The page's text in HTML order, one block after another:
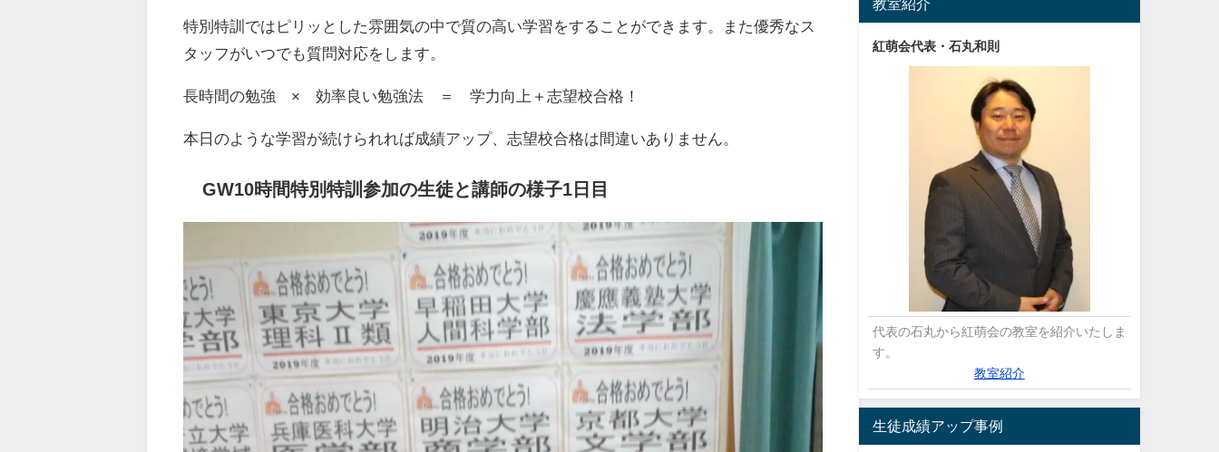
特別特訓ではピリッとした雰囲気の中で質の高い学習をすることができます。また優秀なス
タッフがいつでも質問対応をします。
長時間の勉強 × 効率良い勉強法 ＝ 学力向上＋志望校合格！
本日のような学習が続けられれば成績アップ、志望校合格は間違いありません。
GW10時間特別特訓参加の生徒と講師の様子1日目
教室紹介
紅萌会代表・石丸和則
代表の石丸から紅萌会の教室を紹介いたしま
す。
教室紹介
生徒成績アップ事例